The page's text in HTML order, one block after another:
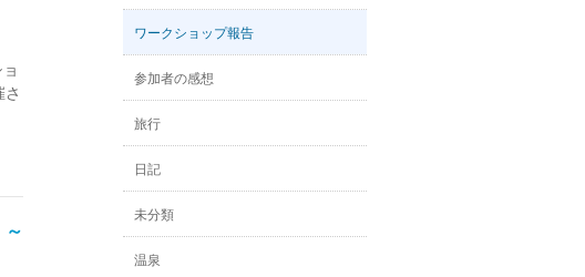
ワークショップ報告
参加者の感想
旅行
日記
未分類
温泉